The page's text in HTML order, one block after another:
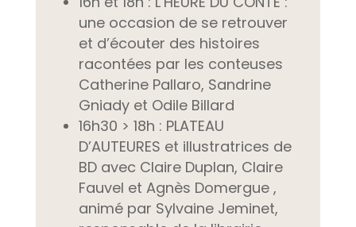
une occasion de se retrouver
et d’écouter des histoires
racontées par les conteuses
Catherine Pallaro, Sandrine
Gniady et Odile Billard
16h30 > 18h : PLATEAU
D’AUTEURES et illustratrices de
BD avec Claire Duplan, Claire
Fauvel et Agnès Domergue ,
animé par Sylvaine Jeminet,